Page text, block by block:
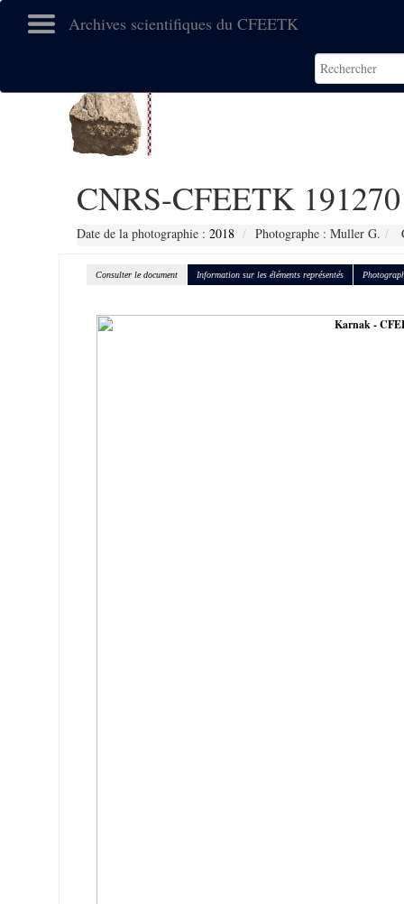
Archives scientifiques du CFEETK
CNRS-CFEETK 191270
Date de la photographie : 2018 Photographe : Muller G.
Consulter le document Information sur les éléments représentés